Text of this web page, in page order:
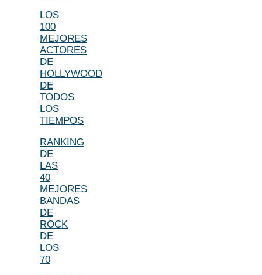
LOS
100
MEJORES
ACTORES
DE
HOLLYWOOD
DE
TODOS
LOS
TIEMPOS
RANKING
DE
LAS
40
MEJORES
BANDAS
DE
ROCK
DE
LOS
70